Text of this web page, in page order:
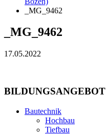
_MG_9462
_MG_9462
17.05.2022
BILDUNGSANGEBOT
Bautechnik
Hochbau
Tiefbau